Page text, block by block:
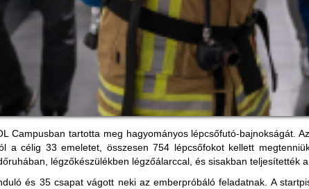
Campusban tartotta meg hagyományos lépcsőfutó-bajnokságát.
a célig 33 emeletet, összesen 754 lépcsőfokot kellett
légzőkészülékben légzőálarccal, és sisakban teljesítették
és 35 csapat vágott neki az emberpróbáló feladatnak. A